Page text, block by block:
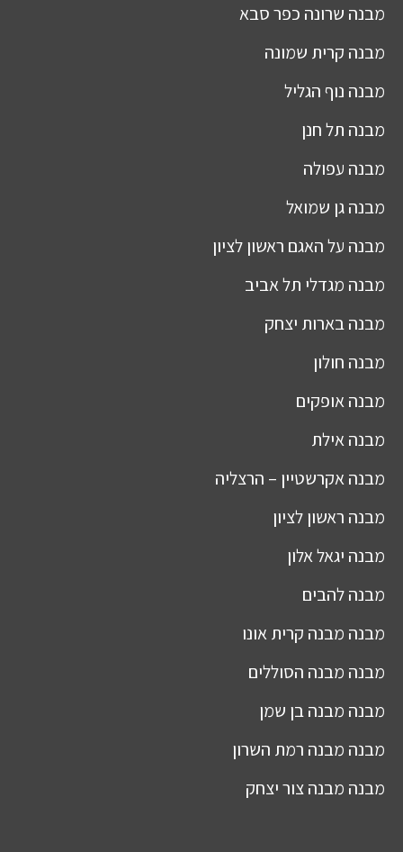
מבנה שרונה כפר סבא
מבנה קרית שמונה
מבנה נוף הגליל
מבנה תל חנן
מבנה עפולה
מבנהגן שמואל
מבנה על האגם ראשון לציון
מבנה מגדלי תל אביב
מבנהבארות יצחק
מבנה חולון
מבנהאופקים
מבנהאילת
מבנהאקרשטיין – הרצליה
מבנה ראשון לציון
מבנה יגאל אלון
מבנהלהבים
מבנה מבנה קרית אונו
מבנה מבנה הסוללים
מבנה מבנה בן שמן
מבנה מבנה רמת השרון
מבנה מבנה צור יצחק